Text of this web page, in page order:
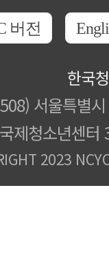
버전
한국
서울특별
국제청소년센터
2023